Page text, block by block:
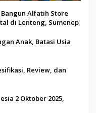
Alfatih Store
di Lenteng, Sumenep
Anak, Batasi Usia
Review, dan
2 Oktober 2025,